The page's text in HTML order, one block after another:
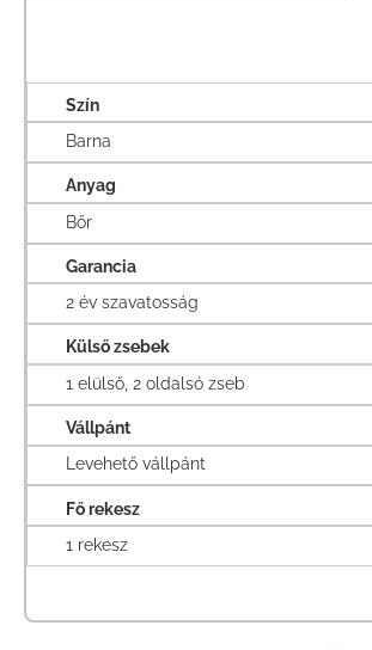
Szín
Barna
Anyag
Bőr
Garancia
2 év szavatosság
Külső zsebek
1 elülső, 2 oldalsó zseb
Vállpánt
Levehető vállpánt
Fő rekesz
1 rekesz